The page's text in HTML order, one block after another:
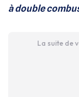
à double
La suite de